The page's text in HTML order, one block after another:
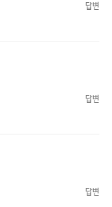
답변
답변
답변